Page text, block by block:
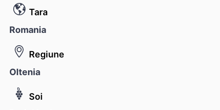
Tara
Romania
Regiune
Oltenia
Soi